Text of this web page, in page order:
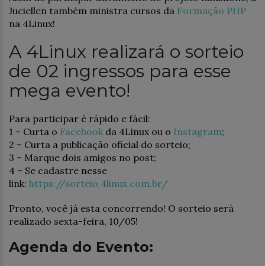
Juciellen também ministra cursos da Formação PHP
na 4Linux!
A 4Linux realizará o sorteio
de 02 ingressos para esse
mega evento!
Para participar é rápido e fácil:
1 – Curta o Facebook da 4Linux ou o Instagram;
2 – Curta a publicação oficial do sorteio;
3 – Marque dois amigos no post;
4 – Se cadastre nesse
link: https://sorteio.4linux.com.br/
Pronto, você já esta concorrendo! O sorteio será
realizado sexta-feira, 10/05!
Agenda do Evento: